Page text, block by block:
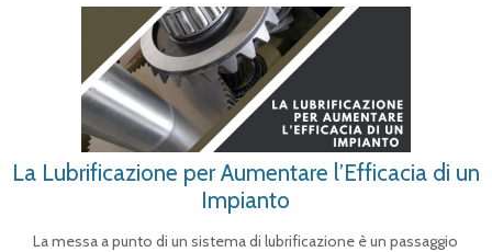
La Lubrificazione per Aumentare l’Efficacia di un
Impianto
La messa a punto di un sistema di lubrificazione è un passaggio